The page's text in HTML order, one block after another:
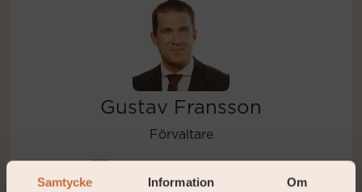
Samtycke Information Om
Gustav Fransson
Förvaltare